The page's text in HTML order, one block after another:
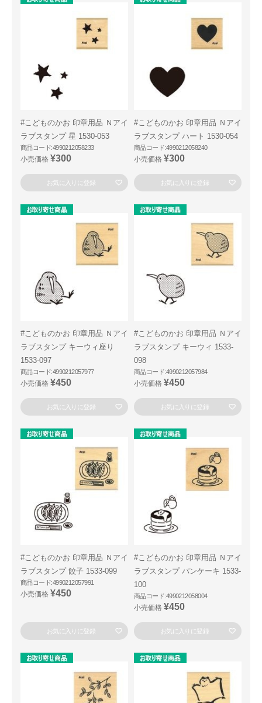
#こどものかお 印章用品 Ｎアイ
ラブスタンプ 星 1530-053
商品コード:4990212058233
小売価格 ¥300
お気に入りに登録
#こどものかお 印章用品 Ｎアイ
ラブスタンプ ハート 1530-054
商品コード:4990212058240
小売価格 ¥300
お気に入りに登録
#こどものかお 印章用品 Ｎアイ
ラブスタンプ キーウィ座り
1533-097
商品コード:4990212057977
小売価格 ¥450
お気に入りに登録
#こどものかお 印章用品 Ｎアイ
ラブスタンプ キーウィ 1533-
098
商品コード:4990212057984
小売価格 ¥450
お気に入りに登録
#こどものかお 印章用品 Ｎアイ
ラブスタンプ 餃子 1533-099
商品コード:4990212057991
小売価格 ¥450
お気に入りに登録
#こどものかお 印章用品 Ｎアイ
ラブスタンプ パンケーキ 1533-
100
商品コード:4990212058004
小売価格 ¥450
お気に入りに登録